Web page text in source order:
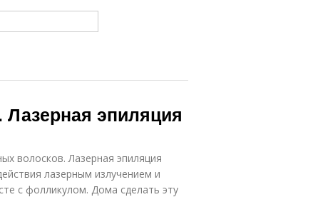
Лазерная эпиляция
волосков. Лазерная эпиляция
лазерным излучением и
с фолликулом. Дома сделать эту